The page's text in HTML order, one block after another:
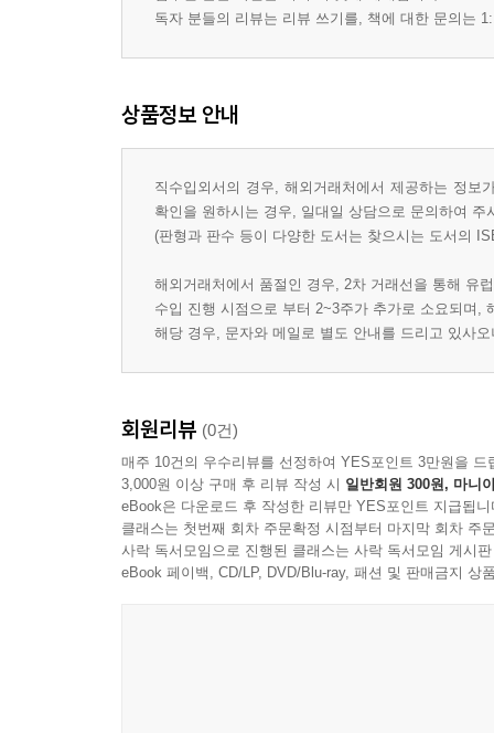
독자 분들의 리뷰는 리뷰 쓰기를, 책에 대한 문의는
상품정보 안내
직수입외서의 경우, 해외거래처에서 제공하는 정
확인을 원하시는 경우, 일대일 상담으로 문의하여 주
(판형과 판수 등이 다양한 도서는 찾으시는 도서의
해외거래처에서 품절인 경우, 2차 거래선을 통해 유
수입 진행 시점으로 부터 2~3주가 추가로 소요되며,
해당 경우, 문자와 메일로 별도 안내를 드리고 있사
회원리뷰 (0건)
매주 10건의 우수리뷰를 선정하여 YES포인트 3만원을 드
3,000원 이상 구매 후 리뷰 작성 시 일반회원 300원, 마니
eBook은 다운로드 후 작성한 리뷰만 YES포인트 지급됩니
클래스는 첫번째 회차 주문확정 시점부터 마지막 회차 주
사락 독서모임으로 진행된 클래스는 사락 독서모임 게시
eBook 페이백, CD/LP, DVD/Blu-ray, 패션 및 판매금지 상